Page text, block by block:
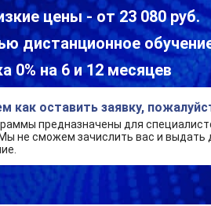
цены - от 23 080 руб.
дистанционное
0% на 6 и 12 месяцев
как оставить заявку,
предназначены для
не сможем зачислить вас и выдать